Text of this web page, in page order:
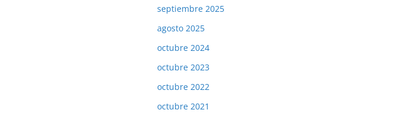
septiembre 2025
agosto 2025
octubre 2024
octubre 2023
octubre 2022
octubre 2021